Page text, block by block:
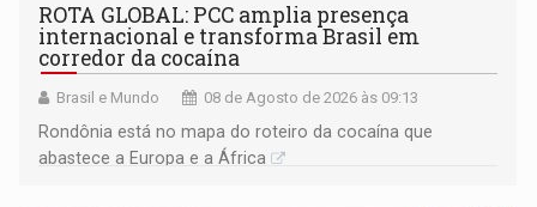
ROTA GLOBAL: PCC amplia presença
internacional e transforma Brasil em
corredor da cocaína
Brasil e Mundo 08 de Agosto de 2026 às 09:13
Rondônia está no mapa do roteiro da cocaína que
abastece a Europa e a África